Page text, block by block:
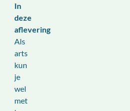
In
deze
aflevering
Als
arts
kun
je
wel
met